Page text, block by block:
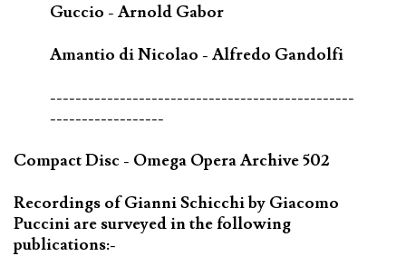
Guccio - Arnold Gabor
Amantio di Nicolao - Alfredo Gandolfi
------------------------------------------------
------------------
Compact Disc - Omega Opera Archive 502
Recordings of Gianni Schicchi by Giacomo
Puccini are surveyed in the following
publications:-